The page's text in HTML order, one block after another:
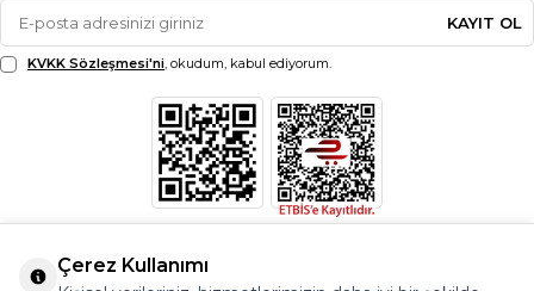
KAYIT OL
KVKK Sözleşmesi'ni, okudum, kabul ediyorum.
Çerez Kullanımı